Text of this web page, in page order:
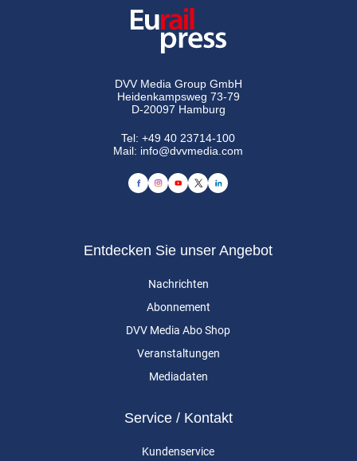
DVV Media Group GmbH
Heidenkampsweg 73-79
D-20097 Hamburg
Tel:+49 40 23714-100
Mail: info@dvvmedia.com
Entdecken Sie unser Angebot
Nachrichten
Abonnement
DVV Media Abo Shop
Veranstaltungen
Mediadaten
Service / Kontakt
Kundenservice